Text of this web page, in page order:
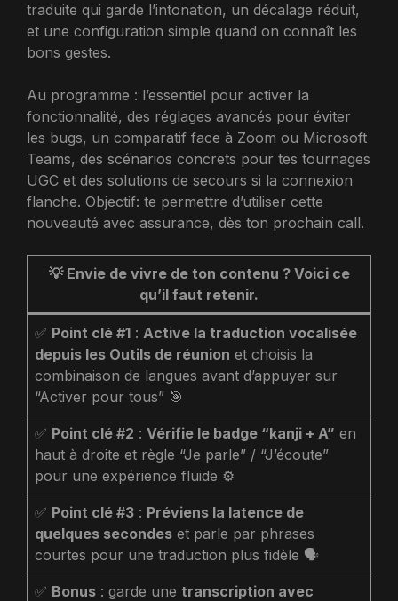
traduite qui garde l’intonation, un décalage réduit,
et une configuration simple quand on connaît les
bons gestes.
Au programme : l’essentiel pour activer la
fonctionnalité, des réglages avancés pour éviter
les bugs, un comparatif face à Zoom ou Microsoft
Teams, des scénarios concrets pour tes tournages
UGC et des solutions de secours si la connexion
flanche. Objectif: te permettre d’utiliser cette
nouveauté avec assurance, dès ton prochain call.
💡 Envie de vivre de ton contenu ? Voici ce
qu’il faut retenir.
✅ Point clé #1 : Active la traduction vocalisée
depuis les Outils de réunion et choisis la
combinaison de langues avant d’appuyer sur
“Activer pour tous” 🎯
✅ Point clé #2 : Vérifie le badge “kanji + A” en
haut à droite et règle “Je parle” / “J’écoute”
pour une expérience fluide ⚙️
✅ Point clé #3 : Préviens la latence de
quelques secondes et parle par phrases
courtes pour une traduction plus fidèle 🗣️
✅ Bonus : garde une transcription avec